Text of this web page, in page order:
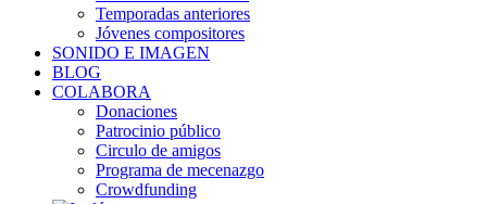
Temporadas anteriores
Jóvenes compositores
SONIDO E IMAGEN
BLOG
COLABORA
Donaciones
Patrocinio público
Circulo de amigos
Programa de mecenazgo
Crowdfunding